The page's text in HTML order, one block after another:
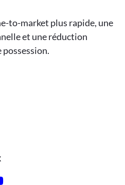
to-market plus rapide, une
et une réduction